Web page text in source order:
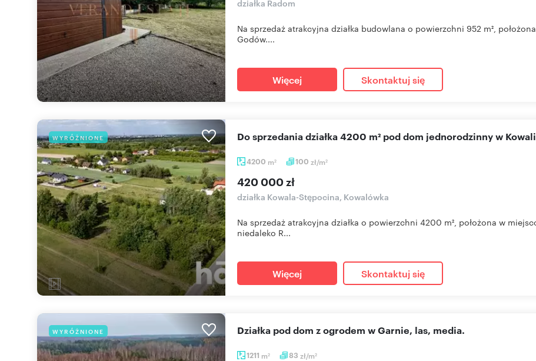
działka Radom
Na sprzedaż atrakcyjna działka budowlana o powierzchni 952 m²,
Godów....
Więcej Skontaktuj się
WYRÓŻNIONE
4200 m2 100 zł/m2
Do sprzedania działka 4200 m² pod dom jednorodzinny w Kowali
420 000 zł
działka Kowala-Stępocina, Kowalówka
Na sprzedaż atrakcyjna działka o powierzchni 4200 m², położona w
niedaleko R...
Więcej Skontaktuj się
WYRÓŻNIONE
1211 m2 83 zł/m2
Działka pod dom z ogrodem w Garnie, las, media.